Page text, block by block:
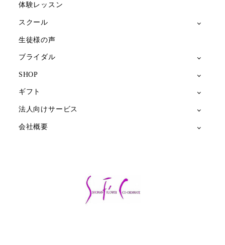
体験レッスン
スクール
生徒様の声
ブライダル
SHOP
ギフト
法人向けサービス
会社概要